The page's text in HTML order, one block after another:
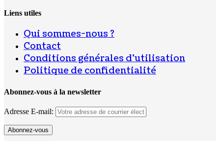
Liens utiles
Qui sommes-nous ?
Contact
Conditions générales d’utilisation
Politique de confidentialité
Abonnez-vous à la newsletter
Adresse E-mail: